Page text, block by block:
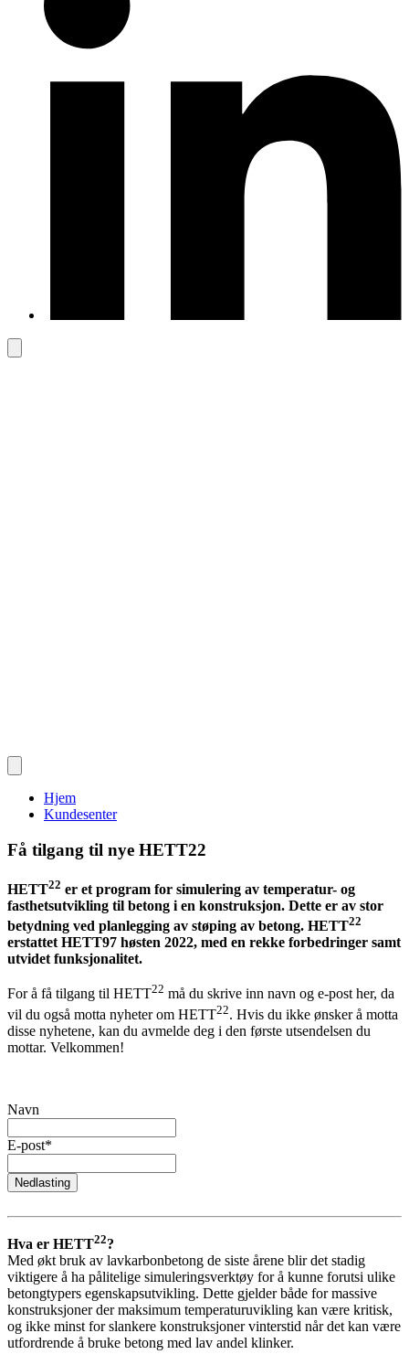
Hjem
Kundesenter
Få tilgang til nye HETT22
HETT22 er et program for simulering av temperatur- og
fasthetsutvikling til betong i en konstruksjon. Dette er av stor
betydning ved planlegging av støping av betong. HETT22
erstattet HETT97 høsten 2022, med en rekke forbedringer samt
utvidet funksjonalitet.
For å få tilgang til HETT22 må du skrive inn navn og e-post her, da
vil du også motta nyheter om HETT22. Hvis du ikke ønsker å motta
disse nyhetene, kan du avmelde deg i den første utsendelsen du
mottar. Velkommen!
Navn
E-post*
Hva er HETT22?
Med økt bruk av lavkarbonbetong de siste årene blir det stadig
viktigere å ha pålitelige simuleringsverktøy for å kunne forutsi ulike
betongtypers egenskapsutvikling. Dette gjelder både for massive
konstruksjoner der maksimum temperaturuvikling kan være kritisk,
og ikke minst for slankere konstruksjoner vinterstid når det kan være
utfordrende å bruke betong med lav andel klinker.